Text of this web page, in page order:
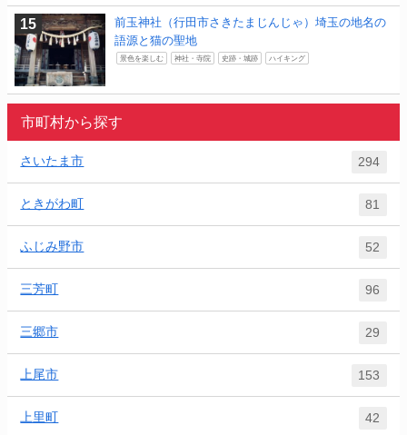
前玉神社（行田市さきたまじんじゃ）埼玉の地名の
語源と猫の聖地
景色を楽しむ 神社・寺院 史跡・城跡 ハイキング
市町村から探す
さいたま市 294
ときがわ町 81
ふじみ野市 52
三芳町 96
三郷市 29
上尾市 153
上里町 42